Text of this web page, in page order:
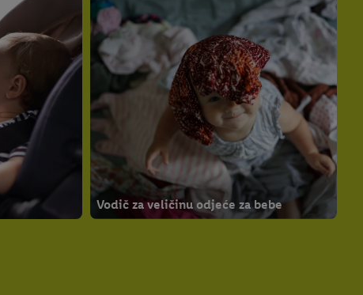
Vodič za veličinu odjeće za bebe